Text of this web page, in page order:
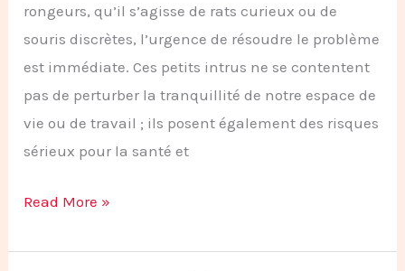
rongeurs, qu’il s’agisse de rats curieux ou de
souris discrètes, l’urgence de résoudre le problème
est immédiate. Ces petits intrus ne se contentent
pas de perturber la tranquillité de notre espace de
vie ou de travail ; ils posent également des risques
sérieux pour la santé et
Read More »